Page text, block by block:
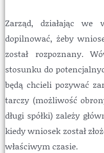
Zarząd, działając we
dopilnować, żeby
został rozpoznany.
stosunku do
będą chcieli pozywać
tarczy (możliwość
długi spółki) zależy
kiedy wniosek został
właściwym czasie.